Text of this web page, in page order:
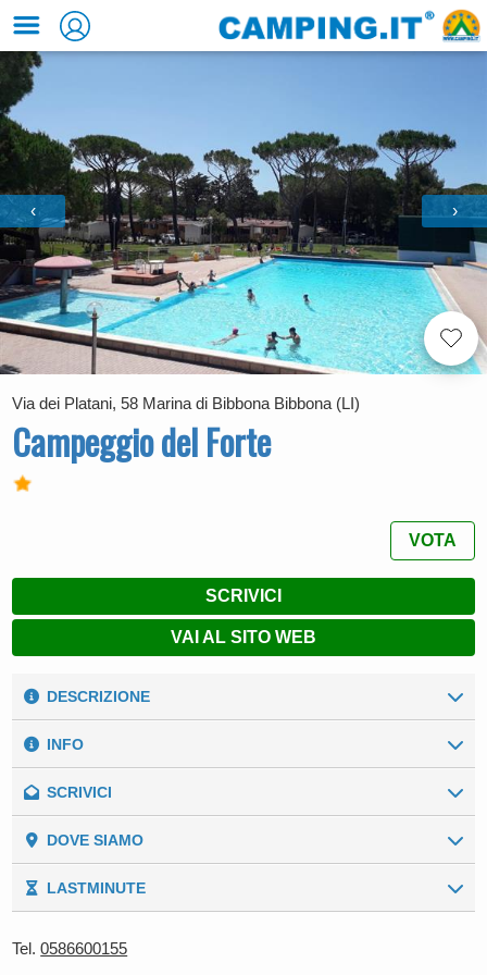
‹ ›
Via dei Platani, 58 Marina di Bibbona Bibbona (LI)
Campeggio del Forte
VOTA
SCRIVICI
VAI AL SITO WEB
DESCRIZIONE
INFO
I nostri numeri
Ambiente:
Altitudine:
SCRIVICI
Nome *
Cognome
DOVE SIAMO
LASTMINUTE
Campeggio del Forte
Tel.0586600155